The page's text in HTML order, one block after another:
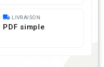
LIVRAISON
PDF simple